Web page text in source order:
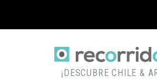
¡DESCUBRE CHILE &